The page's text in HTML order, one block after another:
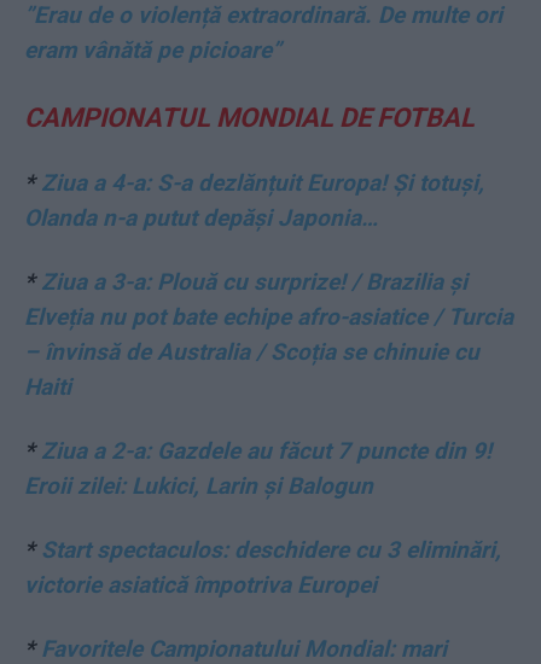
”Erau de o violență extraordinară. De multe ori
eram vânătă pe picioare”
CAMPIONATUL MONDIAL DE FOTBAL
*Ziua a 4-a: S-a dezlănțuit Europa! Și totuși,
Olanda n-a putut depăși Japonia…
*Ziua a 3-a: Plouă cu surprize! / Brazilia și
Elveția nu pot bate echipe afro-asiatice / Turcia
– învinsă de Australia / Scoția se chinuie cu
Haiti
*Ziua a 2-a: Gazdele au făcut 7 puncte din 9!
Eroii zilei: Lukici, Larin și Balogun
* Start spectaculos: deschidere cu 3 eliminări,
victorie asiatică împotriva Europei
*Favoritele Campionatului Mondial: mari